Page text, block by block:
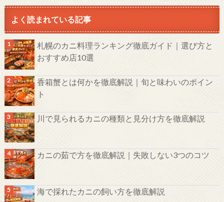
よく読まれている記事
札幌のカニ料理ランキング徹底ガイド｜選び方と
おすすめ店10選
香箱蟹とは何かを徹底解説｜旬と味わいのポイン
ト
川で見られるカニの種類と見分け方を徹底解説
カニの茹で方を徹底解説｜失敗しない3つのコツ
海で採れたカニの飼い方を徹底解説